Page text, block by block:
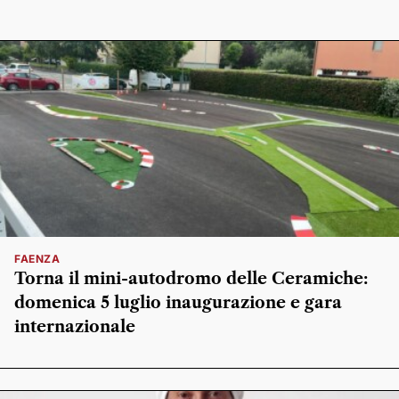
FAENZA
Torna il mini-autodromo delle Ceramiche:
domenica 5 luglio inaugurazione e gara
internazionale